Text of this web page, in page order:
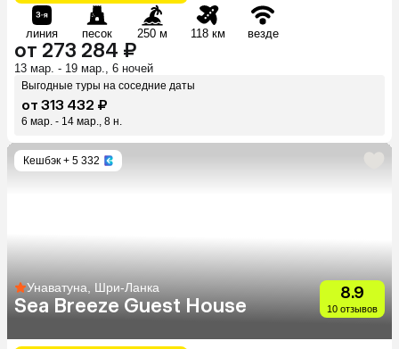
линия песок 250 м 118 км везде
от 273 284 ₽
13 мар. - 19 мар., 6 ночей
Выгодные туры на соседние даты
от 313 432 ₽
6 мар. - 14 мар., 8 н.
Кешбэк + 5 332
Унаватуна, Шри-Ланка
Sea Breeze Guest House
8.9
10 отзывов